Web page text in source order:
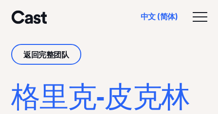
中文 (简体)
切
返回完整团队
格里克-皮克林